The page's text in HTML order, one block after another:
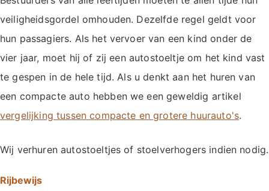
veiligheidsgordel omhouden. Dezelfde regel geldt voor
hun passagiers. Als het vervoer van een kind onder de
vier jaar, moet hij of zij een autostoeltje om het kind vast
te gespen in de hele tijd. Als u denkt aan het huren van
een compacte auto hebben we een geweldig artikel
vergelijking tussen compacte en grotere huurauto's.
Wij verhuren autostoeltjes of stoelverhogers indien nodig.
Rijbewijs